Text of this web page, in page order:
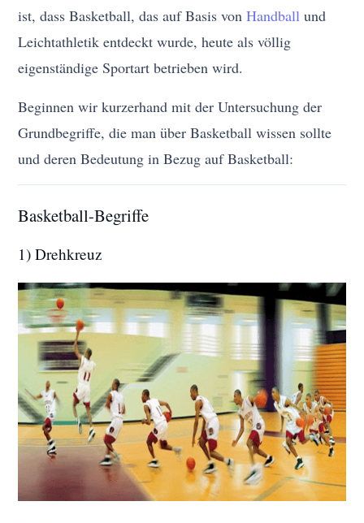
ist, dass Basketball, das auf Basis vonHandball und
Leichtathletik entdeckt wurde, heute als völlig
eigenständige Sportart betrieben wird.
Beginnen wir kurzerhand mit der Untersuchung der
Grundbegriffe, die man über Basketball wissen sollte
und deren Bedeutung in Bezug auf Basketball:
Basketball-Begriffe
1) Drehkreuz